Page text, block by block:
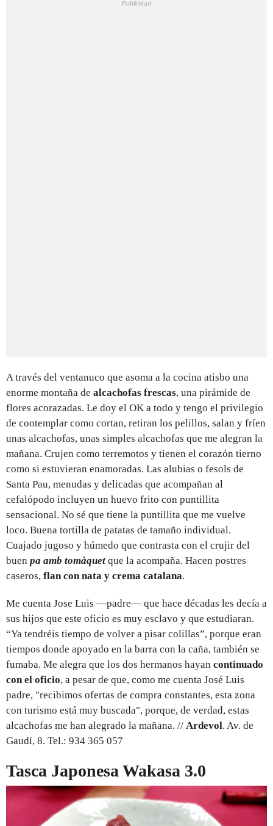
A través del ventanuco que asoma a la cocina atisbo una
enorme montaña de alcachofas frescas, una pirámide de
flores acorazadas. Le doy el OK a todo y tengo el privilegio
de contemplar como cortan, retiran los pelillos, salan y fríen
unas alcachofas, unas simples alcachofas que me alegran la
mañana. Crujen como terremotos y tienen el corazón tierno
como si estuvieran enamoradas. Las alubias o fesols de
Santa Pau, menudas y delicadas que acompañan al
cefalópodo incluyen un huevo frito con puntillita
sensacional. No sé que tiene la puntillita que me vuelve
loco. Buena tortilla de patatas de tamaño individual.
Cuajado jugoso y húmedo que contrasta con el crujir del
buen pa amb tomàquet que la acompaña. Hacen postres
caseros, flan con nata y crema catalana.
Me cuenta Jose Luis —padre— que hace décadas les decía a
sus hijos que este oficio es muy esclavo y que estudiaran.
“Ya tendréis tiempo de volver a pisar colillas”, porque eran
tiempos donde apoyado en la barra con la caña, también se
fumaba. Me alegra que los dos hermanos hayan continuado
con el oficio, a pesar de que, como me cuenta José Luis
padre, "recibimos ofertas de compra constantes, esta zona
con turismo está muy buscada", porque, de verdad, estas
alcachofas me han alegrado la mañana. // Ardevol. Av. de
Gaudí, 8. Tel.: 934 365 057
Tasca Japonesa Wakasa 3.0